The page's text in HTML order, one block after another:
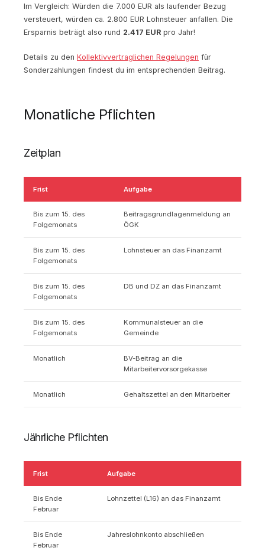
Im Vergleich: Würden die 7.000 EUR als laufender Bezug
versteuert, würden ca. 2.800 EUR Lohnsteuer anfallen. Die
Ersparnis beträgt also rund 2.417 EUR pro Jahr!
Details zu den Kollektivvertraglichen Regelungen für
Sonderzahlungen findest du im entsprechenden Beitrag.
Monatliche Pflichten
Zeitplan
Frist Aufgabe
Bis zum 15. des
Folgemonats
Beitragsgrundlagenmeldung an
ÖGK
Bis zum 15. des
Folgemonats
Lohnsteuer an das Finanzamt
Bis zum 15. des
Folgemonats
DB und DZ an das Finanzamt
Bis zum 15. des
Folgemonats
Kommunalsteuer an die
Gemeinde
Monatlich
BV-Beitrag an die
Mitarbeitervorsorgekasse
Monatlich Gehaltszettel an den Mitarbeiter
Jährliche Pflichten
Frist Aufgabe
Bis Ende
Februar
Lohnzettel (L16) an das Finanzamt
Bis Ende
Februar
Jahreslohnkonto abschließen